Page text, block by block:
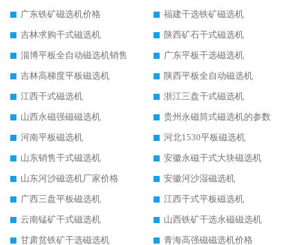
广东铁矿磁选机价格
福建干选铁矿磁选机
吉林求购干式磁选机
陕西矿石干式磁选机
淄博平板全自动磁选机销售
广东平板干选磁选机
吉林高梯度平板磁选机
陕西平板全自动磁选机
江西干式磁选机
浙江三盘干式磁选机
山西永磁强磁磁选机
贵州永磁筒式磁选机的参数
河南平板磁选机
河北1530平板磁选机
山东销售干式磁选机
安徽永磁干式大块磁选机
山东河沙磁选机厂家价格
安徽河沙湿磁选机
广西三盘平板磁选机
江西干式平板磁选机
云南锰矿干式磁选机
山西铁矿干选永磁磁选机
甘肃贫铁矿干选磁选机
青海高强磁磁选机价格